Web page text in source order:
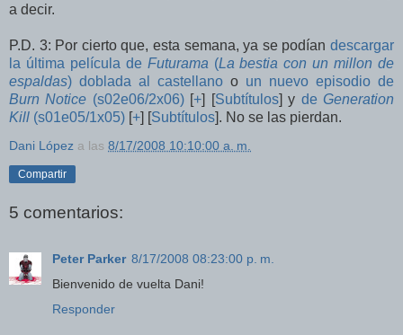
a decir.
P.D. 3: Por cierto que, esta semana, ya se podían descargar
la última película de Futurama (La bestia con un millon de
espaldas) doblada al castellano o un nuevo episodio de
Burn Notice (s02e06/2x06)[+] [Subtítulos] y deGeneration
Kill (s01e05/1x05) [+] [Subtítulos]. No se las pierdan.
Dani López a las 8/17/2008 10:10:00 a. m.
Compartir
5 comentarios:
Peter Parker 8/17/2008 08:23:00 p. m.
Bienvenido de vuelta Dani!
Responder